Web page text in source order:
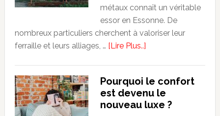
de
modèles
d’intelligence
artificielle
métaux connaît un véritable
essor en Essonne. De
nombreux particuliers cherchent à valoriser leur
ferraille et leurs alliages, … [Lire Plus..]about
:
laiton,
prix
Pourquoi le confort
est devenu le
nouveau luxe ?